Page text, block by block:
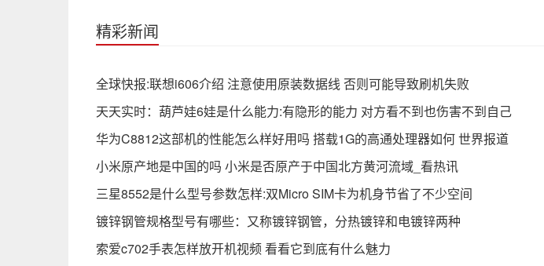
精彩新闻
全球快报:联想i606介绍 注意使用原装数据线 否则可能导致刷机失败
天天实时：葫芦娃6娃是什么能力:有隐形的能力 对方看不到也伤害不到自己
华为C8812这部机的性能怎么样好用吗 搭载1G的高通处理器如何 世界报道
小米原产地是中国的吗 小米是否原产于中国北方黄河流域_看热讯
三星8552是什么型号参数怎样:双Micro SIM卡为机身节省了不少空间
镀锌钢管规格型号有哪些：又称镀锌钢管，分热镀锌和电镀锌两种
索爱c702手表怎样放开机视频 看看它到底有什么魅力